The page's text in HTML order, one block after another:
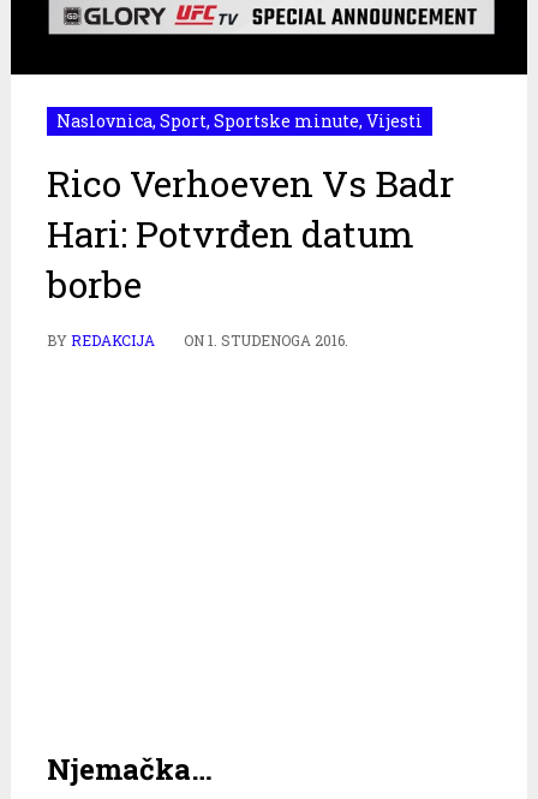
Naslovnica, Sport, Sportske minute, Vijesti
Rico Verhoeven Vs Badr
Hari: Potvrđen datum
borbe
BYREDAKCIJA ON1. STUDENOGA 2016.
Njemačka…